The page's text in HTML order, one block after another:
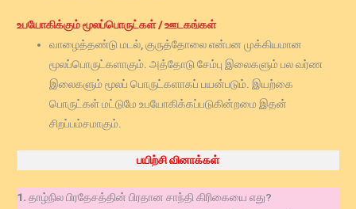
உபயோகிக்கும் மூலப்பொருட்கள் / ஊடகங்கள்
வாழைத்தண்டு மடல், குருத்தோலை என்பன முக்கியமான
மூலப்பொருட்களாகும். அத்தோடு சேம்பு இலைகளும் பல வர்ண
இலைகளும் மூலப் பொருட்களாகப் பயன்படும். இயற்கை
பொருட்கள் மட்டுமே உபயோகிக்கப்படுகின்றமை இதன்
சிறப்பம்சமாகும்.
பயிற்சி வினாக்கள்
1.தாழ்நில பிரதேசத்தின் பிரதான சாந்தி கிரிகையை எது?